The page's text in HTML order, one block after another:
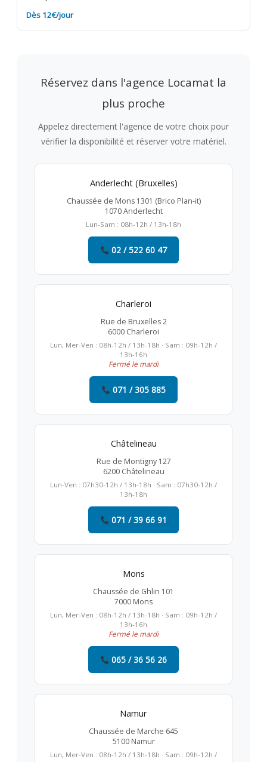
Dès 12€/jour
Réservez dans l'agence Locamat la
plus proche
Appelez directement l'agence de votre choix pour
vérifier la disponibilité et réserver votre matériel.
Anderlecht (Bruxelles)
Chaussée de Mons 1301 (Brico Plan-it)
1070 Anderlecht
Lun-Sam : 08h-12h / 13h-18h
02 / 522 60 47
Charleroi
Rue de Bruxelles 2
6000 Charleroi
Lun, Mer-Ven : 08h-12h / 13h-18h · Sam : 09h-12h /
13h-16h
Fermé le mardi
071 / 305 885
Châtelineau
Rue de Montigny 127
6200 Châtelineau
Lun-Ven : 07h30-12h / 13h-18h · Sam : 07h30-12h /
13h-18h
071 / 39 66 91
Mons
Chaussée de Ghlin 101
7000 Mons
Lun, Mer-Ven : 08h-12h / 13h-18h · Sam : 09h-12h /
13h-16h
Fermé le mardi
065 / 36 56 26
Namur
Chaussée de Marche 645
5100 Namur
Lun, Mer-Ven : 08h-12h / 13h-18h · Sam : 09h-12h /